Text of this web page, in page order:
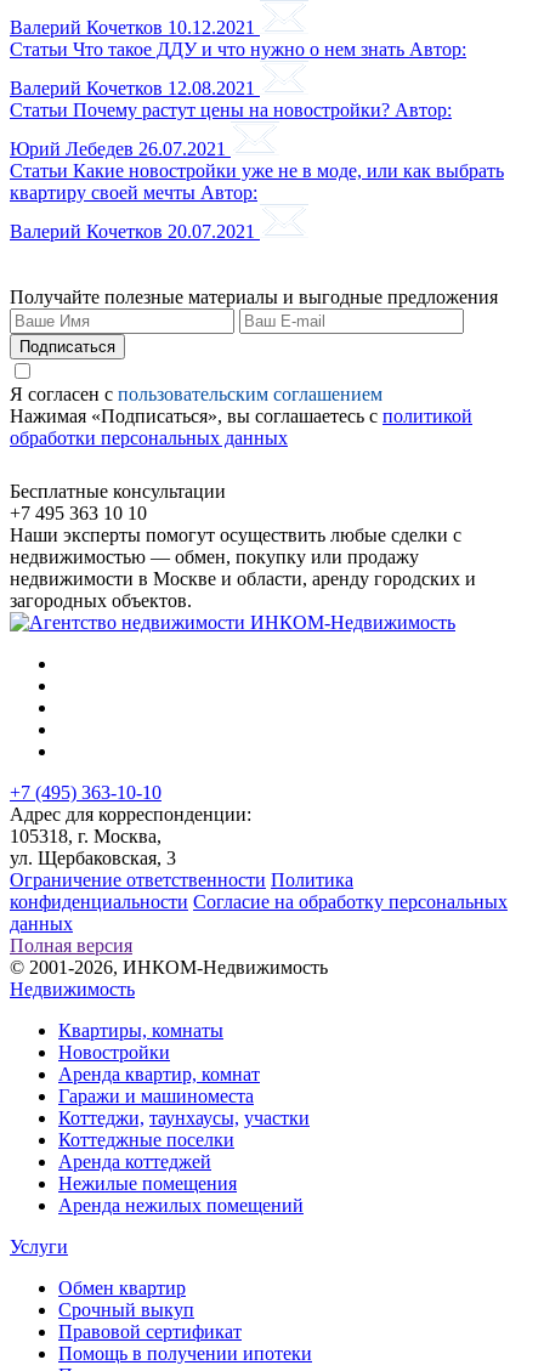
Валерий Кочетков 10.12.2021
Статьи Что такое ДДУ и что нужно о нем знать Автор:
Валерий Кочетков 12.08.2021
Статьи Почему растут цены на новостройки? Автор:
Юрий Лебедев 26.07.2021
Статьи Какие новостройки уже не в моде, или как выбрать
квартиру своей мечты Автор:
Валерий Кочетков 20.07.2021
Получайте полезные материалы и выгодные предложения
Подписаться
Я согласен с пользовательским соглашением
Нажимая «Подписаться», вы соглашаетесь с политикой
обработки персональных данных
Бесплатные консультации
+7 495 363 10 10
Наши эксперты помогут осуществить любые сделки с
недвижимостью — обмен, покупку или продажу
недвижимости в Москве и области, аренду городских и
загородных объектов.
+7 (495) 363-10-10
Адрес для корреспонденции:
105318, г. Москва,
ул. Щербаковская, 3
Ограничение ответственности Политика
конфиденциальности Согласие на обработку персональных
данных
Полная версия
© 2001-2026, ИНКОМ-Недвижимость
Недвижимость
Квартиры, комнаты
Новостройки
Аренда квартир, комнат
Гаражи и машиноместа
Коттеджи, таунхаусы, участки
Коттеджные поселки
Аренда коттеджей
Нежилые помещения
Аренда нежилых помещений
Услуги
Обмен квартир
Срочный выкуп
Правовой сертификат
Помощь в получении ипотеки